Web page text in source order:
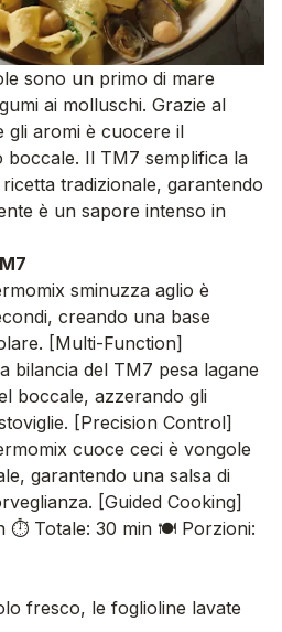
sono un primo di mare
ai molluschi. Grazie al
gli aromi è cuocere il
Il TM7 semplifica la
tradizionale, garantendo
è un sapore intenso in
sminuzza aglio è
creando una base
[Multi-Function]
bilancia del TM7 pesa lagane
boccale, azzerando gli
[Precision Control]
cuoce ceci è vongole
garantendo una salsa di
[Guided Cooking]
⏱️ Totale: 30 min 🍽️ Porzioni:
fresco, le foglioline lavate